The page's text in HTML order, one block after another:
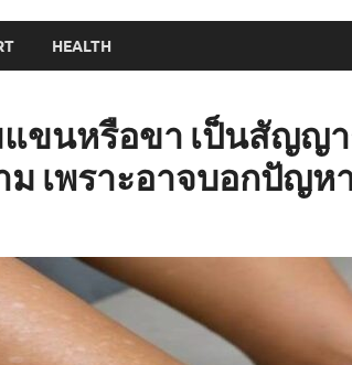
HEALTH
แขนหรือขา เป็นสัญญ
ม เพราะอาจบอกปัญห